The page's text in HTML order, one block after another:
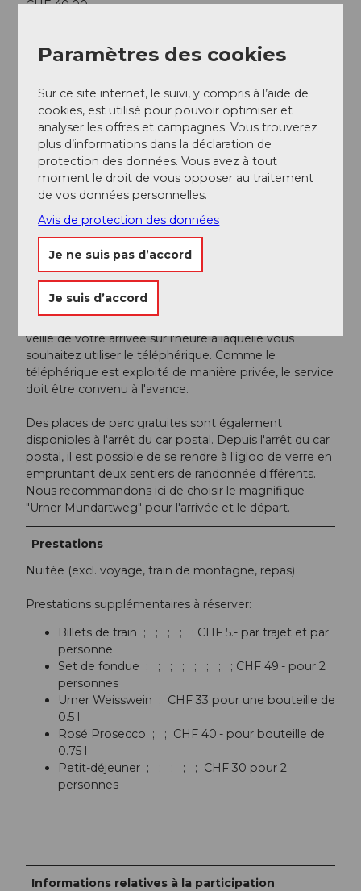
CHF 40.00
pouvez commander une bouteille de vin blanc
Arrivée et stationnement
Le Furgelen est situé à 1200 mètres d'altitude, juste
au-dessus d'Isenthal, avec une vue fantastique sur le
lac des Quatre-Cantons.
L'igloo de verre n'est accessible qu'à pied ou
confortablement en téléphérique. Il n'y a pas de route
publique.
La station de téléphérique se trouve un peu au-
Furggelen". Si vous souhaitez prendre le téléphérique,
veille de votre arrivée sur l'heure à laquelle vous
souhaitez utiliser le téléphérique. Comme le
téléphérique est exploité de manière privée, le service
doit être convenu à l'avance.
Des places de parc gratuites sont également
disponibles à l'arrêt du car postal. Depuis l'arrêt du car
postal, il est possible de se rendre à l'igloo de verre en
empruntant deux sentiers de randonnée différents.
Nous recommandons ici de choisir le magnifique
"Urner Mundartweg" pour l'arrivée et le départ.
Prestations
Nuitée (excl. voyage, train de montagne, repas)
Prestations supplémentaires à réserver:
Billets de train ; ; ; ; ; CHF 5.- par trajet et par
personne
Set de fondue ; ; ; ; ; ; ; ; CHF 49.- pour 2
personnes
Urner Weisswein ; CHF 33 pour une bouteille de
0.5 l
Rosé Prosecco ; ; CHF 40.- pour bouteille de
0.75 l
Petit-déjeuner ; ; ; ; ; CHF 30 pour 2
personnes
Informations relatives à la participation
Paramètres des cookies
Sur ce site internet, le suivi, y compris à l’aide de
cookies, est utilisé pour pouvoir optimiser et
analyser les offres et campagnes. Vous trouverez
plus d’informations dans la déclaration de
protection des données. Vous avez à tout
moment le droit de vous opposer au traitement
de vos données personnelles.
Avis de protection des données
Je ne suis pas d’accord
Je suis d’accord